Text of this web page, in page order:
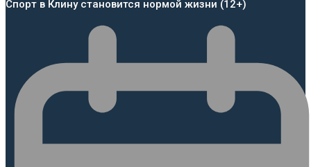
Спорт в Клину становится нормой жизни (12+)